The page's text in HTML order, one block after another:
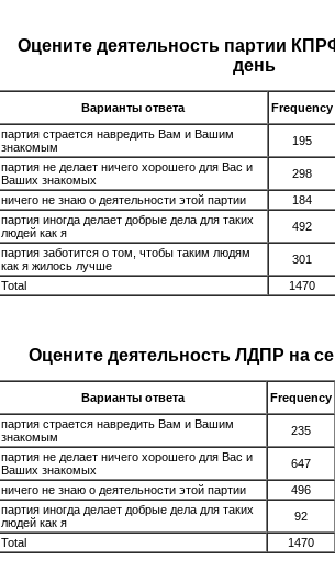
Оцените деятельность партии
день
Варианты ответа
Frequency
партия страется навредить Вам и Вашим
знакомым
195
партия не делает ничего хорошего для Вас и
Ваших знакомых
298
ничего не знаю о деятельности этой партии
184
партия иногда делает добрые дела для таких
людей как я
492
партия заботится о том, чтобы таким людям
как я жилось лучше
301
Total
1470
Оцените деятельность ЛДПР на
Варианты ответа
Frequency
партия страется навредить Вам и Вашим
знакомым
235
партия не делает ничего хорошего для Вас и
Ваших знакомых
647
ничего не знаю о деятельности этой партии
496
партия иногда делает добрые дела для таких
людей как я
92
Total
1470